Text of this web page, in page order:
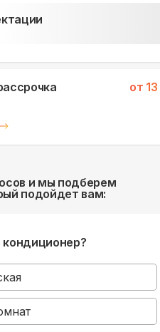
от
и мы подберем
подойдет вам: